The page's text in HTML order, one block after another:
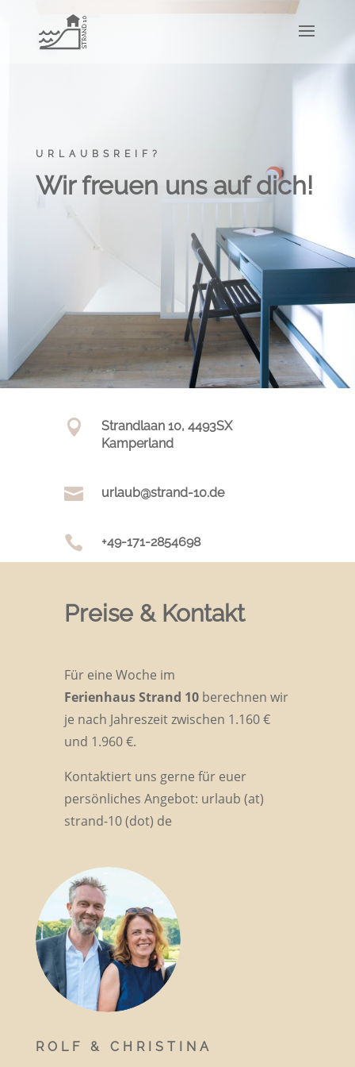
URLAUBSREIF?
Wir freuen uns auf dich!

Strandlaan 10, 4493SX
Kamperland
 urlaub@strand-10.de
 +49-171-2854698
Preise & Kontakt
Für eine Woche im
Ferienhaus Strand 10 berechnen wir
je nach Jahreszeit zwischen 1.160 €
und 1.960 €.
Kontaktiert uns gerne für euer
persönliches Angebot: urlaub (at)
strand-10 (dot) de
ROLF & CHRISTINA